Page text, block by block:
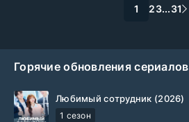
1 23...31
Горячие обновления сериалов
Любимый сотрудник (2026)
1 сезон